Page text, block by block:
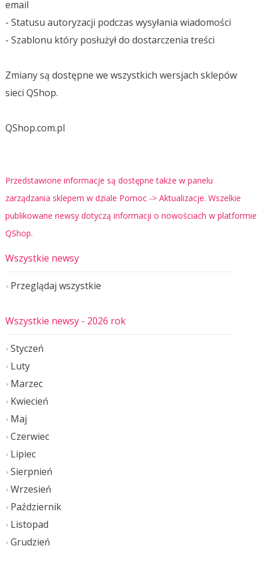
Wszystkie newsy
Przeglądaj wszystkie
Wszystkie newsy - 2026 rok
Styczeń
Luty
Marzec
Kwiecień
Maj
Czerwiec
Lipiec
Sierpnień
Wrzesień
Październik
Listopad
Grudzień
email
- Statusu autoryzacji podczas wysyłania wiadomości
- Szablonu który posłużył do dostarczenia treści
Zmiany są dostępne we wszystkich wersjach sklepów
sieci QShop.
QShop.com.pl
Przedstawione informacje są dostępne także w panelu
zarządzania sklepem w dziale Pomoc -> Aktualizacje. Wszelkie
publikowane newsy dotyczą informacji o nowościach w platformie
QShop.